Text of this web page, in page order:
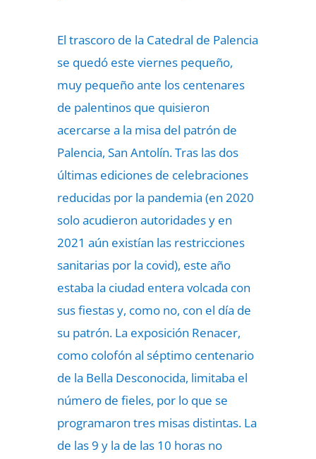
El trascoro de la Catedral de Palencia
se quedó este viernes pequeño,
muy pequeño ante los centenares
de palentinos que quisieron
acercarse a la misa del patrón de
Palencia, San Antolín. Tras las dos
últimas ediciones de celebraciones
reducidas por la pandemia (en 2020
solo acudieron autoridades y en
2021 aún existían las restricciones
sanitarias por la covid), este año
estaba la ciudad entera volcada con
sus fiestas y, como no, con el día de
su patrón. La exposición Renacer,
como colofón al séptimo centenario
de la Bella Desconocida, limitaba el
número de fieles, por lo que se
programaron tres misas distintas. La
de las 9 y la de las 10 horas no